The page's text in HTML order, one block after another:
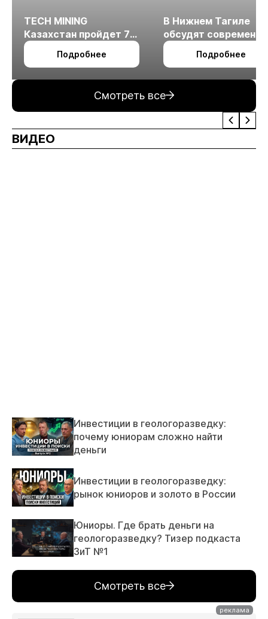
TECH MINING
Казахстан пройдет 7
октября в Алматы
Подробнее
В Нижнем Тагиле
обсудят
технологии
измельчения
Подробнее
Смотреть все
ВИДЕО
Инвестиции в геологоразведку:
почему юниорам сложно найти
деньги
Инвестиции в геологоразведку:
рынок юниоров и золото в России
Юниоры. Где брать деньги на
геологоразведку? Тизер подкаста
ЗиТ №1
Смотреть все